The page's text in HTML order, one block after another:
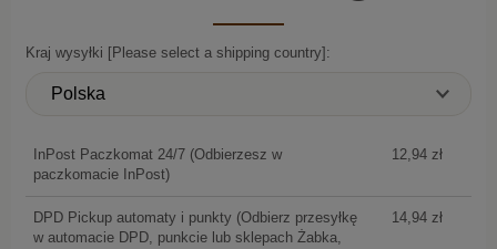
Kraj wysyłki [Please select a shipping country]:
InPost Paczkomat 24/7(Odbierzesz w
paczkomacie InPost)
12,94 zł
DPD Pickup automaty i punkty(Odbierz przesyłkę
w automacie DPD, punkcie lub sklepach Żabka,
14,94 zł